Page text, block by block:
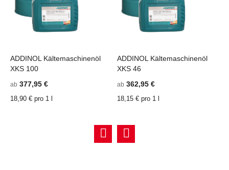
ADDINOL Kältemaschinenöl
XKS 100
ab 377,95 €
18,90 € pro 1 l
ADDINOL Kältemaschinenöl
XKS 46
ab 362,95 €
18,15 € pro 1 l